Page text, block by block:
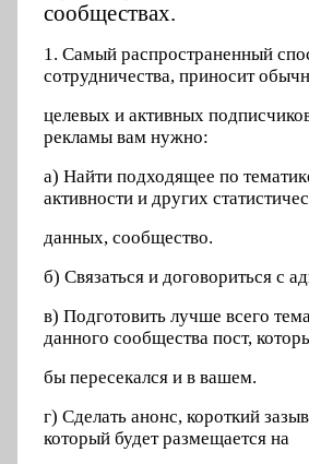
сообществах.
1. Самый распространенный
сотрудничества, приносит
целевых и активных
рекламы вам нужно:
а) Найти подходящее по
активности и других
данных, сообщество.
б) Связаться и договориться с
в) Подготовить лучше всего
данного сообщества пост,
бы пересекался и в вашем.
г) Сделать анонс, короткий
который будет размещается на